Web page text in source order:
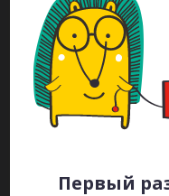
Первый